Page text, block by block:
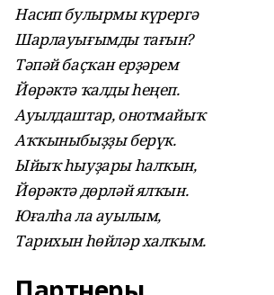
Насип булырмы күрергә
Шарлауығымды тағын?
Тәпәй баҫҡан ерҙәрем
Йөрәктә ҡалды һеңеп.
Ауылдаштар, онотмайыҡ
Аҡҡыныбыҙҙы берүк.
Ыйыҡ һыуҙары һалҡын,
Йөрәктә дөрләй ялҡын.
Юғалһа ла ауылым,
Тарихын һөйләр халҡым.